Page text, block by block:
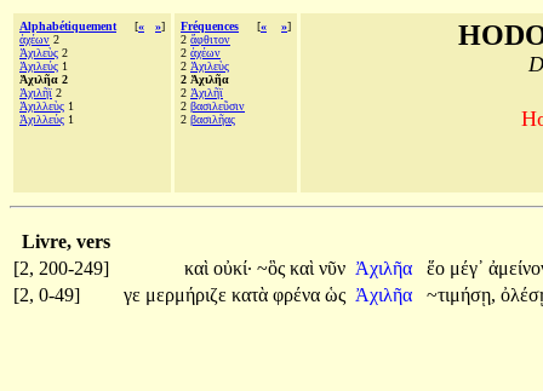
Alphabétiquement [« »]
ἀχέων 2
Ἀχιλεὺς 2
Ἀχιλεύς 1
Ἀχιλῆα 2
Ἀχιλῆϊ 2
Ἀχιλλεὺς 1
Ἀχιλλεύς 1
Fréquences [« »]
2 ἄφθιτον
2 ἀχέων
2 Ἀχιλεὺς
2 Ἀχιλῆα
2 Ἀχιλῆϊ
2 βασιλεῦσιν
2 βασιλῆας
Livre, vers
[2, 200-249]
καὶ οὐκί· ~ὃς καὶ νῦν Ἀχιλῆα ἕο μέγ᾽
[2, 0-49]
γε μερμήριζε κατὰ φρένα ὡς Ἀχιλῆα ~τιμήσῃ,